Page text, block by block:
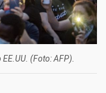
(Foto: AFP).